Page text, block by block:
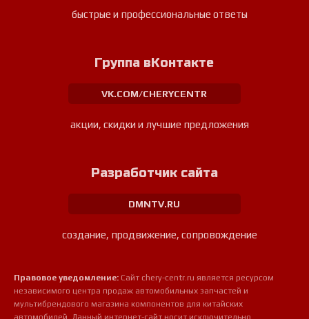
быстрые и профессиональные ответы
Группа вКонтакте
VK.COM/CHERYCENTR
акции, скидки и лучшие предложения
Разработчик сайта
DMNTV.RU
создание, продвижение, сопровождение
Правовое уведомление: Сайт chery-centr.ru является ресурсом
независимого центра продаж автомобильных запчастей и
мультибрендового магазина компонентов для китайских
автомобилей. Данный интернет-сайт носит исключительно